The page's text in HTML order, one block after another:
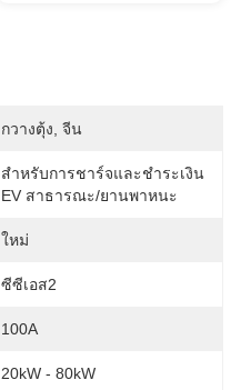
กวางตุ้ง, จีน
สำหรับการชาร์จและชำระเงิน
EV สาธารณะ/ยานพาหนะ
ใหม่
ซีซีเอส2
100A
20kW - 80kW